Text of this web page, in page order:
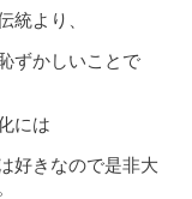
統より、
ずかしいことで
には
好きなので是非大